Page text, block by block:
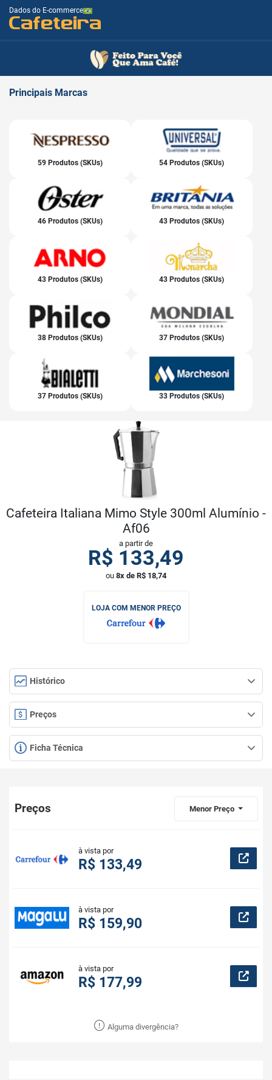
Dados do E-commerce
Cafeteira
Principais Marcas
59 Produtos (SKUs) 54 Produtos (SKUs)
46 Produtos (SKUs) 43 Produtos (SKUs)
43 Produtos (SKUs) 43 Produtos (SKUs)
38 Produtos (SKUs) 37 Produtos (SKUs)
37 Produtos (SKUs) 33 Produtos (SKUs)
Cafeteira Italiana Mimo Style 300ml Alumínio -
Af06
a partir de
R$ 133,49
ou 8x de R$ 18,74
LOJA COM MENOR PREÇO
Histórico
Preços
Ficha Técnica
Preços Menor Preço
à vista por
R$ 133,49
à vista por
R$ 159,90
à vista por
R$ 177,99
Alguma divergência?